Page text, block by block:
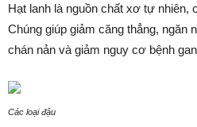
Hạt lanh là nguồn chất xơ tự nhiên,
Chúng giúp giảm căng thẳng, ngăn
chán nản và giảm nguy cơ bệnh
Các loại đậu